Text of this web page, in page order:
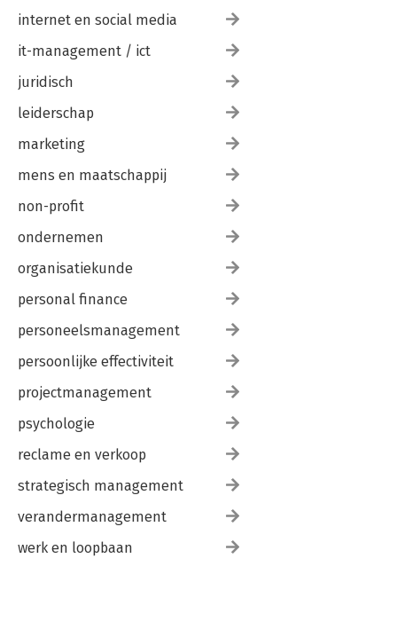
internet en social media
it-management / ict
juridisch
leiderschap
marketing
mens en maatschappij
non-profit
ondernemen
organisatiekunde
personal finance
personeelsmanagement
persoonlijke effectiviteit
projectmanagement
psychologie
reclame en verkoop
strategisch management
verandermanagement
werk en loopbaan